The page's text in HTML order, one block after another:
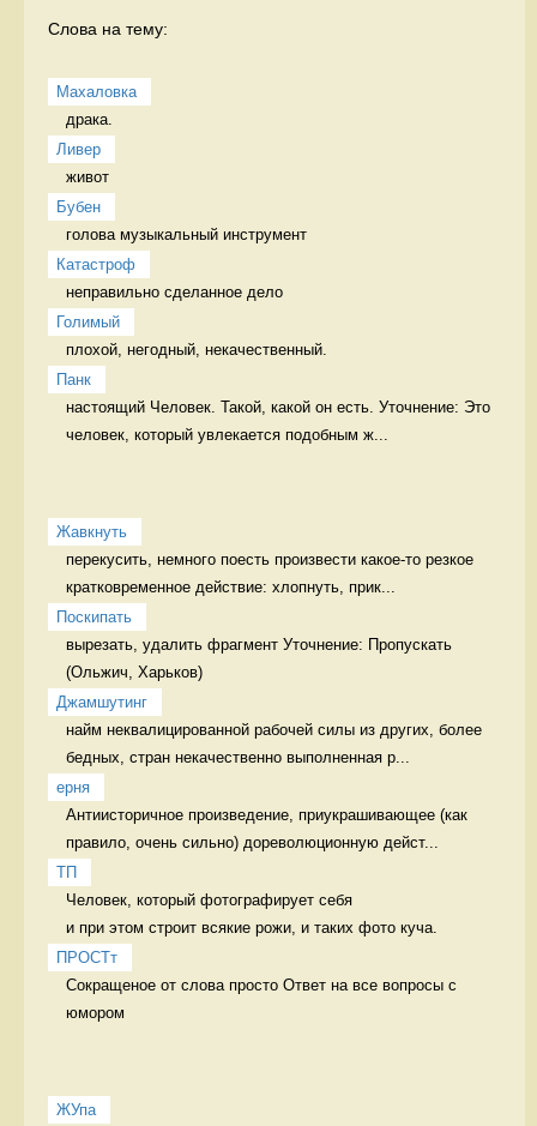
Слова на тему:
Махаловка
драка.
Ливер
живот
Бубен
голова музыкальный инструмент
Катастроф
неправильно сделанное дело
Голимый
плохой, негодный, некачественный.
Панк
настоящий Человек. Такой, какой он есть. Уточнение: Это
человек, который увлекается подобным ж...
Жавкнуть
перекусить, немного поесть произвести какое-то резкое
кратковременное действие: хлопнуть, прик...
Поскипать
вырезать, удалить фрагмент Уточнение: Пропускать
Джамшутинг
найм неквалицированной рабочей силы из других, более
бедных, стран некачественно выполненная р...
ерня
Антиисторичное произведение, приукрашивающее (как
правило, очень сильно) дореволюционную дейст...
ТП
Человек, который фотографирует себя
и при этом строит всякие рожи, и таких фото куча.
ПРОСТт
Сокращеное от слова просто Ответ на все вопросы с
юмором
ЖУпа